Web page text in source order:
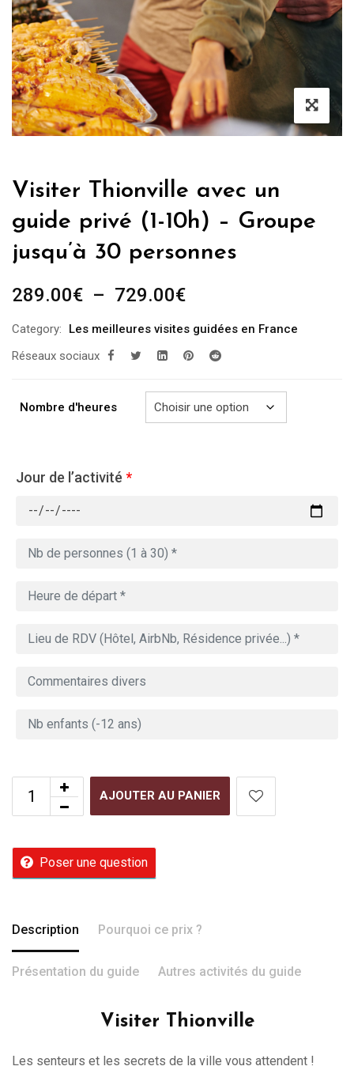
Visiter Thionville avec un
guide privé (1-10h) – Groupe
jusqu’à 30 personnes
289.00€ – 729.00€Plage
prix :
289.00€
729.00€
Category:
Les meilleures visites guidées en France
Réseaux sociaux
Nombre d'heures
Jour de l’activité *
AJOUTER AU PANIER
Poser une question
Description Pourquoi ce prix ?
Présentation du guide Autres activités du guide
Visiter Thionville
Les senteurs et les secrets de la ville vous attendent !